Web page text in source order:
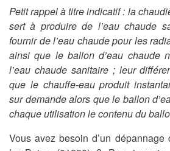
Petit rappel à titre indicatif : la
sert à produire de l’eau chaude
fournir de l’eau chaude pour les
ainsi que le ballon d’eau chaude
l’eau chaude sanitaire ; leur
que le chauffe-eau produit
sur demande alors que le ballon
chaque utilisation le contenu du
Vous avez besoin d’un